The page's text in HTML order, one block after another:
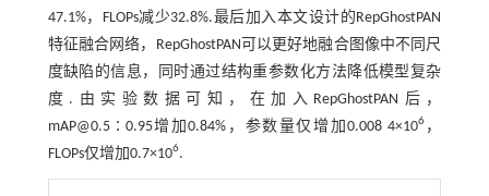
47.1%，FLOPs减少32.8%.最后加入本文设计的RepGhostPAN
特征融合网络，RepGhostPAN可以更好地融合图像中不同尺
度缺陷的信息，同时通过结构重参数化方法降低模型复杂
度.由实验数据可知，在加入RepGhostPAN后，
mAP@0.5∶0.95增加0.84%，参数量仅增加0.008 4×106，
FLOPs仅增加0.7×106.